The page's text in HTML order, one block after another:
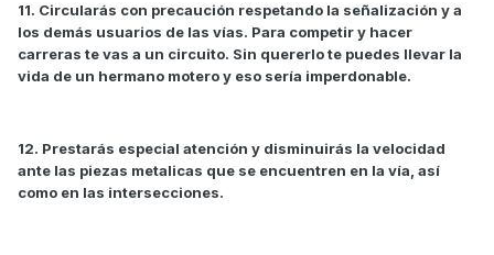
11. Circularás con precaución respetando la señalización y a
los demás usuarios de las vías. Para competir y hacer
carreras te vas a un circuito. Sin quererlo te puedes llevar la
vida de un hermano motero y eso sería imperdonable.
12. Prestarás especial atención y disminuirás la velocidad
ante las piezas metalicas que se encuentren en la vía, así
como en las intersecciones.